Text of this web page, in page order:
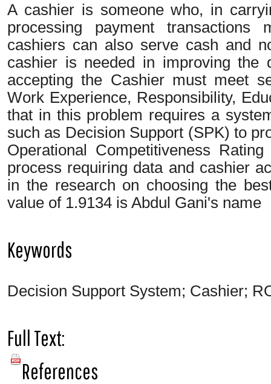
A cashier is someone who, in
processing payment
cashiers can also serve cash and
cashier is needed in improving the
accepting the Cashier must meet
Work Experience, Responsibility,
that in this problem requires a
such as Decision Support (SPK) to
Operational Competitiveness
process requiring data and cashier
in the research on choosing the
value of 1.9134 is Abdul Gani's name
Keywords
Decision Support System; Cashier;
Full Text:
PDF
References